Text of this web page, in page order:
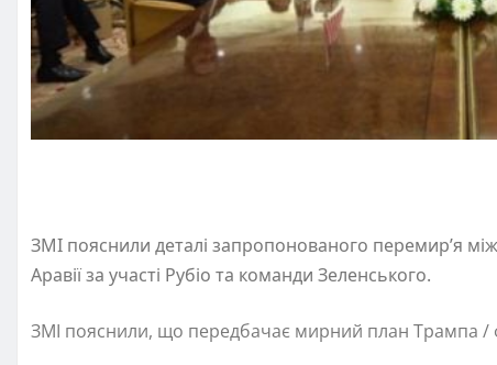
ЗМІ пояснили деталі запропонованого перемир’я
Аравії за участі Рубіо та команди Зеленського.
ЗМІ пояснили, що передбачає мирний план Трампа /